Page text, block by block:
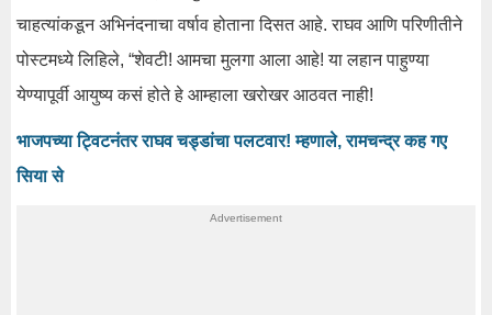
चाहत्यांकडून अभिनंदनाचा वर्षाव होताना दिसत आहे. राघव आणि परिणीतीने
पोस्टमध्ये लिहिले, “शेवटी! आमचा मुलगा आला आहे! या लहान पाहुण्या
येण्यापूर्वी आयुष्य कसं होते हे आम्हाला खरोखर आठवत नाही!
भाजपच्या ट्विटनंतर राघव चड्डांचा पलटवार! म्हणाले, रामचन्द्र कह गए
सिया से